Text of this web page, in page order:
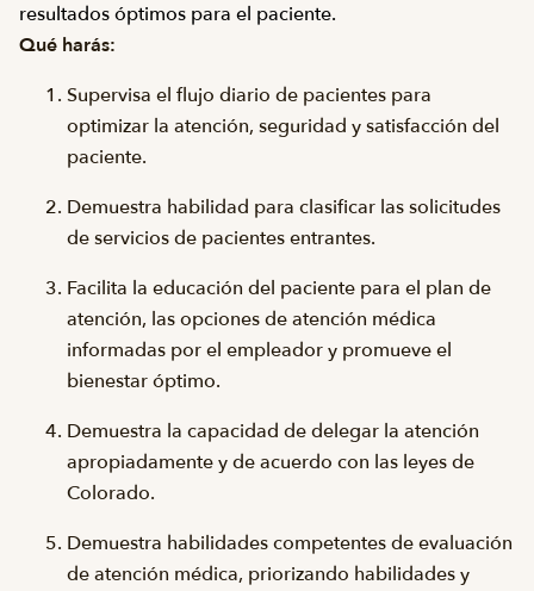
resultados óptimos para el paciente.
Qué harás:
Supervisa el flujo diario de pacientes para
optimizar la atención, seguridad y satisfacción del
paciente.
Demuestra habilidad para clasificar las solicitudes
de servicios de pacientes entrantes.
Facilita la educación del paciente para el plan de
atención, las opciones de atención médica
informadas por el empleador y promueve el
bienestar óptimo.
Demuestra la capacidad de delegar la atención
apropiadamente y de acuerdo con las leyes de
Colorado.
Demuestra habilidades competentes de evaluación
de atención médica, priorizando habilidades y